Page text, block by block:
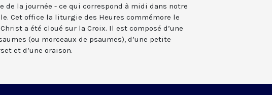
de la journée - ce qui correspond à midi dans notre
Cet office la liturgie des Heures commémore le
a été cloué sur la Croix. Il est composé d’une
(ou morceaux de psaumes), d’une petite
et d’une oraison.